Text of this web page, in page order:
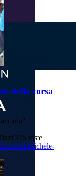
della corsa
275 viste
Michele-